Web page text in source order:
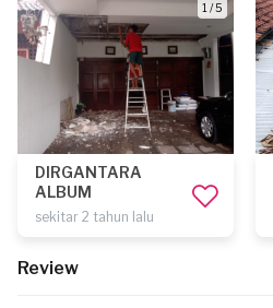
1 / 5
DIRGANTARA
ALBUM
sekitar 2 tahun lalu
Review